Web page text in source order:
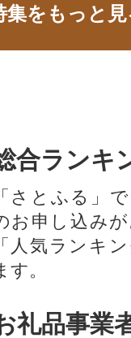
集をもっと
合ランキ
「さとふる」
お申し込み
「人気ランキ
す。
礼品事業